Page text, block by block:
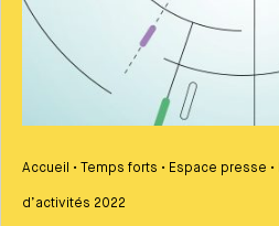
Accueil • Temps forts • Espace presse •
d’activités 2022